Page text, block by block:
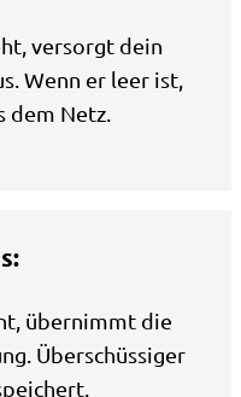
versorgt dein
Wenn er leer ist,
dem Netz.
übernimmt die
Überschüssiger